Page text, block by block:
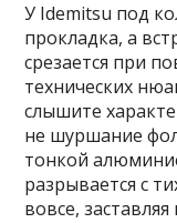
У Idemitsu под
прокладка, а
срезается при
технических
слышите
не шуршание
тонкой
разрывается с
вовсе,